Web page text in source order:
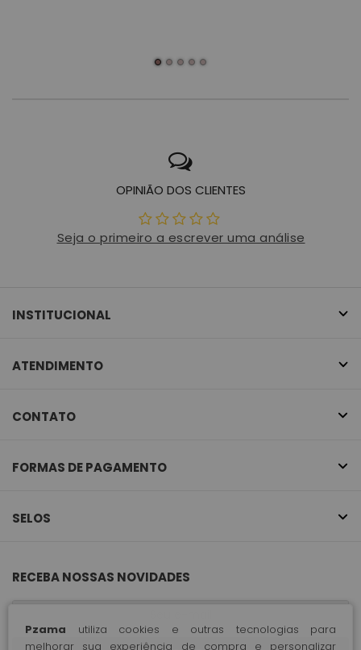
Pzama utiliza cookies e outras tecnologias para
melhorar sua experiência de compra e personalizar
OPINIÃO DOS CLIENTES
Seja o primeiro a escrever uma análise
INSTITUCIONAL
ATENDIMENTO
CONTATO
FORMAS DE PAGAMENTO
SELOS
RECEBA NOSSAS NOVIDADES